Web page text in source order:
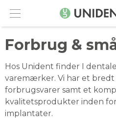
Menu
KONTAKT
Forbrug &
Hos Unident finder I
varemærker. Vi har et
forbrugsvarer samt et
kvalitetsprodukter inden
implantater.